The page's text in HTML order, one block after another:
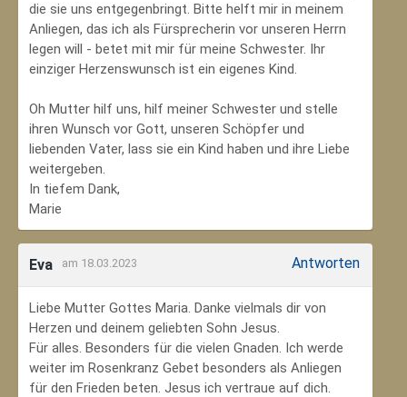
die sie uns entgegenbringt. Bitte helft mir in meinem
Anliegen, das ich als Fürsprecherin vor unseren Herrn
legen will - betet mit mir für meine Schwester. Ihr
einziger Herzenswunsch ist ein eigenes Kind.
Oh Mutter hilf uns, hilf meiner Schwester und stelle
ihren Wunsch vor Gott, unseren Schöpfer und
liebenden Vater, lass sie ein Kind haben und ihre Liebe
weitergeben.
In tiefem Dank,
Marie
Eva am 18.03.2023 Antworten
Liebe Mutter Gottes Maria. Danke vielmals dir von
Herzen und deinem geliebten Sohn Jesus.
Für alles. Besonders für die vielen Gnaden. Ich werde
weiter im Rosenkranz Gebet besonders als Anliegen
für den Frieden beten. Jesus ich vertraue auf dich.